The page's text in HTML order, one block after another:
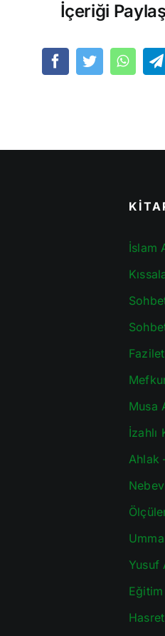
İçeriği
İslam
Musa
İzahlı
Ahlak
Yusuf